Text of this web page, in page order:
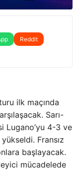
Reddit
ilk maçında
Sarı-
Lugano’yu 4-3 ve
Fransız
başlayacak.
mücadelede